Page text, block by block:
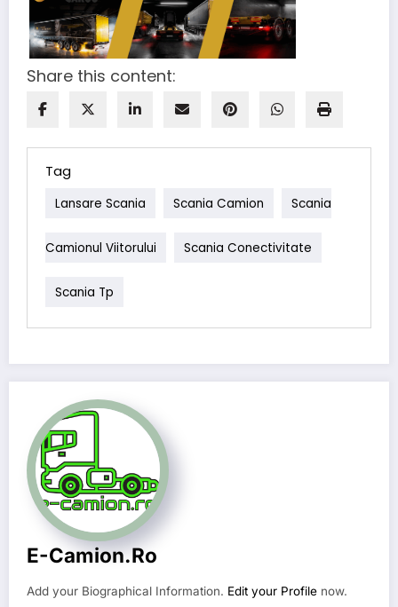
Share this content:
Tag
Lansare Scania Scania Camion Scania
Camionul Viitorului Scania Conectivitate
Scania Tp
E-Camion.ro
Add your Biographical Information. Edit your Profile now.